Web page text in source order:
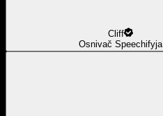
Cliff
Osnivač Speechifyja